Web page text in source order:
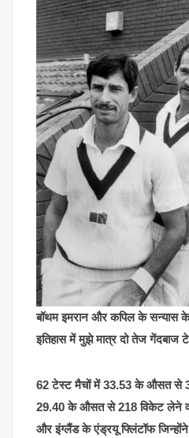
बॉथम इमरान और कपिल के सन्यास
इतिहास में मुझे मात्र दो तेज
62 टेस्ट मैचों में 33.53 के औसत से
29.40 के औसत से 218 विकेट लेने
और इंग्लैंड के एंड्रयू फ्लिंटॉफ